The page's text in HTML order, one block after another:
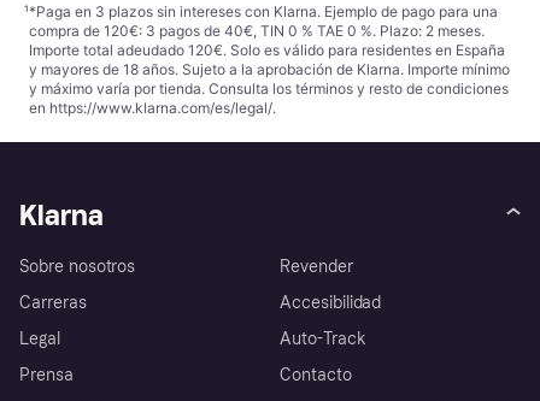
¹*Paga en 3 plazos sin intereses con Klarna. Ejemplo de pago para una
compra de 120€: 3 pagos de 40€, TIN 0 % TAE 0 %. Plazo: 2 meses.
Importe total adeudado 120€. Solo es válido para residentes en España
y mayores de 18 años. Sujeto a la aprobación de Klarna. Importe mínimo
y máximo varía por tienda. Consulta los términos y resto de condiciones
en https://www.klarna.com/es/legal/.
Klarna
Sobre nosotros
Carreras
Legal
Prensa
Revender
Accesibilidad
Auto-Track
Contacto